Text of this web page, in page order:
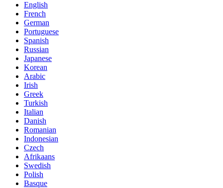
English
French
German
Portuguese
Spanish
Russian
Japanese
Korean
Arabic
Irish
Greek
Turkish
Italian
Danish
Romanian
Indonesian
Czech
Afrikaans
Swedish
Polish
Basque